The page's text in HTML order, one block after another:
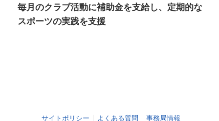
毎月のクラブ活動に補助金を支給し、定期的な
スポーツの実践を支援
サイトポリシー よくある質問
事務局情報